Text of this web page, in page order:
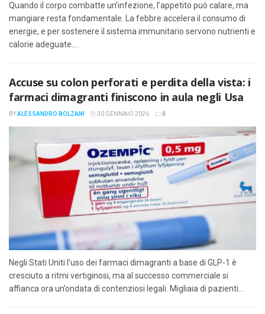
Quando il corpo combatte un’infezione, l’appetito può calare, ma
mangiare resta fondamentale. La febbre accelera il consumo di
energie, e per sostenere il sistema immunitario servono nutrienti e
calorie adeguate....
Accuse su colon perforati e perdita della vista: i
farmaci dimagranti finiscono in aula negli Usa
BYALESSANDRO BOLZANI 30 GENNAIO 2026 0
Negli Stati Uniti l’uso dei farmaci dimagranti a base di GLP-1 è
cresciuto a ritmi vertiginosi, ma al successo commerciale si
affianca ora un’ondata di contenziosi legali. Migliaia di pazienti...